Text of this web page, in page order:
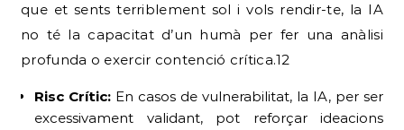
que et sents terriblement sol i vols rendir-te, la IA
no té la capacitat d’un humà per fer una anàlisi
profunda o exercir contenció crítica.12
Risc Crític: En casos de vulnerabilitat, la IA, per ser
excessivament validant, pot reforçar ideacions